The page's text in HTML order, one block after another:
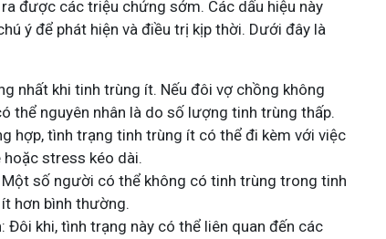
được các triệu chứng sớm. Các dấu hiệu này
ý để phát hiện và điều trị kịp thời. Dưới đây là
nhất khi tinh trùng ít. Nếu đôi vợ chồng không
thể nguyên nhân là do số lượng tinh trùng thấp.
hợp, tình trạng tinh trùng ít có thể đi kèm với việc
stress kéo dài.
Một số người có thể không có tinh trùng trong tinh
hơn bình thường.
: Đôi khi, tình trạng này có thể liên quan đến các